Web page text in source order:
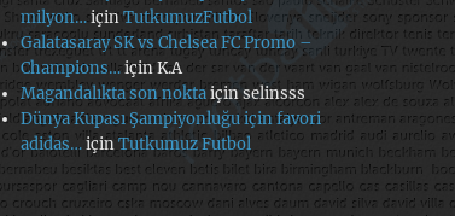
milyon…içinTutkumuzFutbol
Galatasaray SK vs Chelsea FC Promo –
Champions…içinK.A
Magandalıkta son noktaiçinselinsss
Dünya Kupası Şampiyonluğu için favori
adidas…içinTutkumuz Futbol